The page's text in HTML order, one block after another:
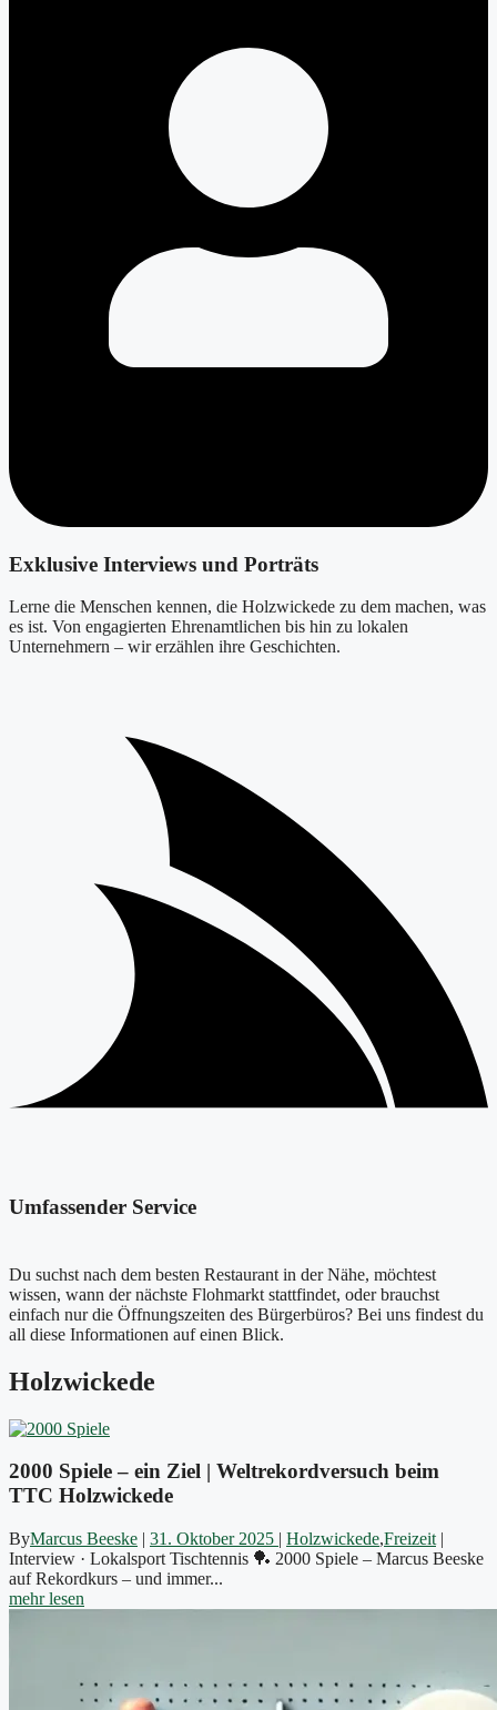
Exklusive Interviews und Porträts
Lerne die Menschen kennen, die Holzwickede zu dem machen, was
es ist. Von engagierten Ehrenamtlichen bis hin zu lokalen
Unternehmern – wir erzählen ihre Geschichten.
Umfassender Service
Du suchst nach dem besten Restaurant in der Nähe, möchtest
wissen, wann der nächste Flohmarkt stattfindet, oder brauchst
einfach nur die Öffnungszeiten des Bürgerbüros? Bei uns findest du
all diese Informationen auf einen Blick.
Holzwickede
2000 Spiele – ein Ziel | Weltrekordversuch beim
TTC Holzwickede
ByMarcus Beeske | 31. Oktober 2025 | Holzwickede,Freizeit |
Interview · Lokalsport Tischtennis 🏓 2000 Spiele – Marcus Beeske
auf Rekordkurs – und immer...
mehr lesen